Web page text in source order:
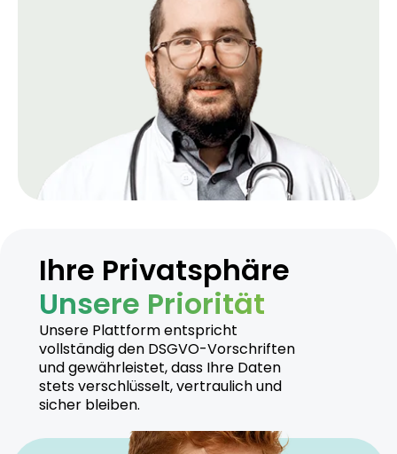
Ihre Privatsphäre
Unsere Priorität
Unsere Plattform entspricht
vollständig den DSGVO-Vorschriften
und gewährleistet, dass Ihre Daten
stets verschlüsselt, vertraulich und
sicher bleiben.